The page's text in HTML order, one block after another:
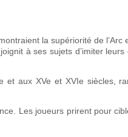
la supériorité de l’Arc
à ses sujets d’imiter leurs
et aux XVe et XVIe siècles,
Les joueurs prirent pour